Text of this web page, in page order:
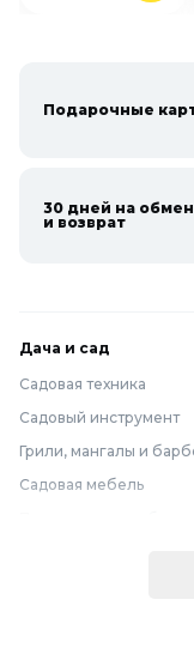
Подарочные
30 дней на обмен
и возврат
Дача и сад
Садовая техника
Садовый инструмент
Грили, мангалы и
Садовая мебель